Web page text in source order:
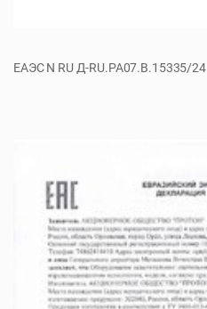
ЕАЭС N RU Д-RU.PA07.B.15335/24